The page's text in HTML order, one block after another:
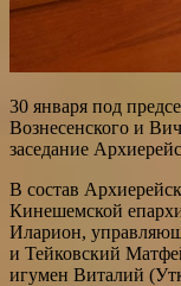
30 января под
Вознесенского и
заседание
В состав
Кинешемской
Иларион,
и Тейковский
игумен Виталий